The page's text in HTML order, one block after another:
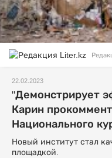
22.02.2023
"Демонстрирует
Карин
Национального
Новый институт стал
площадкой.